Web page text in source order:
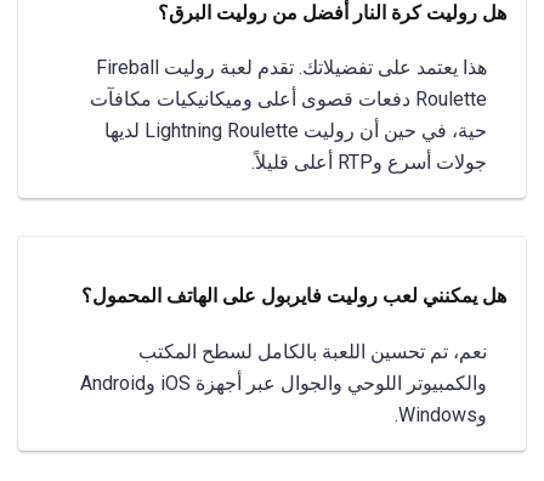
هل روليت كرة النار أفضل من روليت البرق؟
هذا يعتمد على تفضيلاتك. تقدم لعبة روليت Fireball
Roulette دفعات قصوى أعلى وميكانيكيات مكافآت
حية، في حين أن روليت Lightning Roulette لديها
جولات أسرع وRTP أعلى قليلاً.
هل يمكنني لعب روليت فايربول على الهاتف المحمول؟
نعم، تم تحسين اللعبة بالكامل لسطح المكتب
والكمبيوتر اللوحي والجوال عبر أجهزة iOS وAndroid
وWindows.